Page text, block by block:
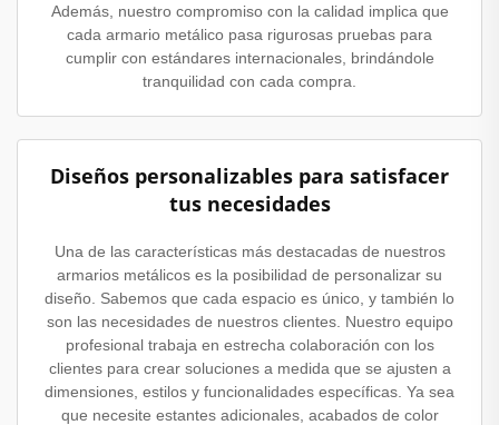
Además, nuestro compromiso con la calidad implica que
cada armario metálico pasa rigurosas pruebas para
cumplir con estándares internacionales, brindándole
tranquilidad con cada compra.
Diseños personalizables para satisfacer
tus necesidades
Una de las características más destacadas de nuestros
armarios metálicos es la posibilidad de personalizar su
diseño. Sabemos que cada espacio es único, y también lo
son las necesidades de nuestros clientes. Nuestro equipo
profesional trabaja en estrecha colaboración con los
clientes para crear soluciones a medida que se ajusten a
dimensiones, estilos y funcionalidades específicas. Ya sea
que necesite estantes adicionales, acabados de color